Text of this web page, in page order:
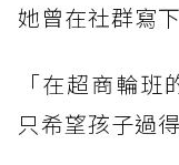
她曾在社群寫下
「在超商輪
只希望孩子過